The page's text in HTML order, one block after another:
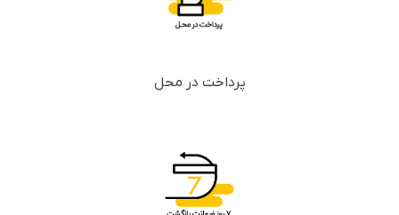
پرداخت در محل